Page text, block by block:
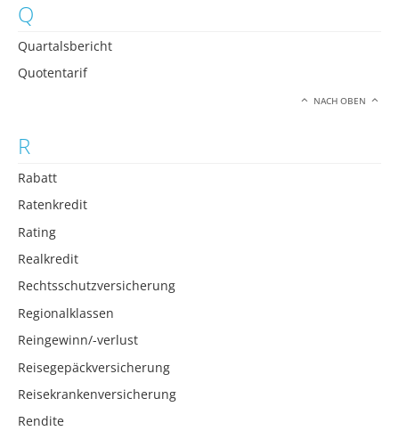
Q
Quartalsbericht
Quotentarif
NACH OBEN
R
Rabatt
Ratenkredit
Rating
Realkredit
Rechtsschutzversicherung
Regionalklassen
Reingewinn/-verlust
Reisegepäckversicherung
Reisekrankenversicherung
Rendite